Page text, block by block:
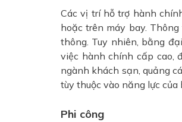
Các vị trí hỗ trợ hành
hoặc trên máy bay.
thông. Tuy nhiên, bằng
việc hành chính cấp cao,
ngành khách sạn, quảng
tùy thuộc vào năng lực của
Phi công